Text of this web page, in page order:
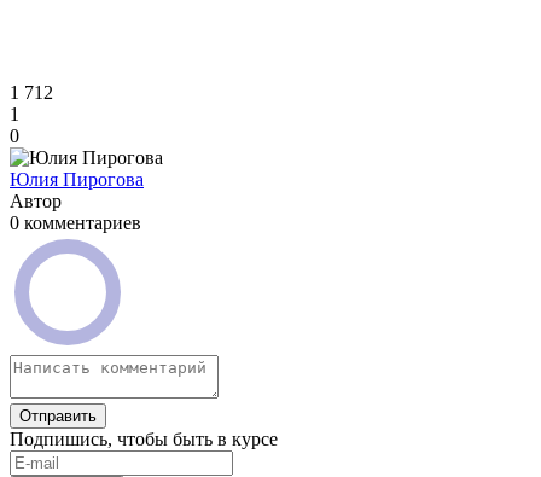
1 712
1
0
Юлия Пирогова
Автор
0 комментариев
Отправить
Подпишись, чтобы быть в курсе